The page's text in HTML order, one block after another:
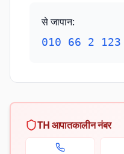
से जापान:
010 66 2 123
TH आपातकालीन नंबर